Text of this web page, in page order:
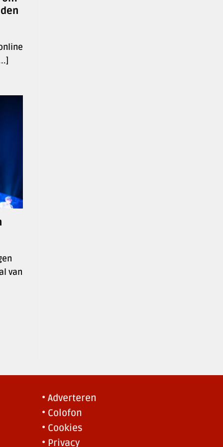
van
• Adverteren
• Colofon
• Cookies
• Privacy